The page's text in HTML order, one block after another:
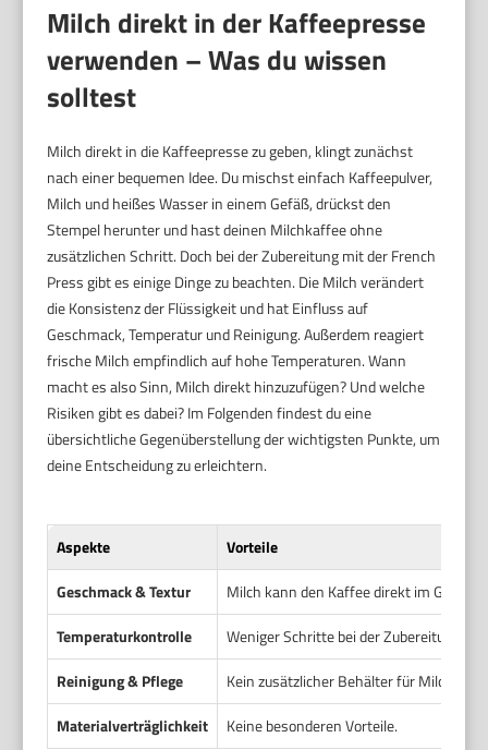
Milch direkt in der Kaffeepresse
verwenden – Was du wissen
solltest
Milch direkt in die Kaffeepresse zu geben, klingt zunächst
nach einer bequemen Idee. Du mischst einfach Kaffeepulver,
Milch und heißes Wasser in einem Gefäß, drückst den
Stempel herunter und hast deinen Milchkaffee ohne
zusätzlichen Schritt. Doch bei der Zubereitung mit der French
Press gibt es einige Dinge zu beachten. Die Milch verändert
die Konsistenz der Flüssigkeit und hat Einfluss auf
Geschmack, Temperatur und Reinigung. Außerdem reagiert
frische Milch empfindlich auf hohe Temperaturen. Wann
macht es also Sinn, Milch direkt hinzuzufügen? Und welche
Risiken gibt es dabei? Im Folgenden findest du eine
übersichtliche Gegenüberstellung der wichtigsten Punkte, um
deine Entscheidung zu erleichtern.
Aspekte
Vorteile
Geschmack & Textur
Milch kann den Kaffee direkt im Gefäß
Temperaturkontrolle
Weniger Schritte bei der Zubereitung
Reinigung & Pflege
Kein zusätzlicher Behälter für Milch
Materialverträglichkeit
Keine besonderen Vorteile.